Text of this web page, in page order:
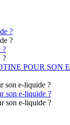
?
?
?
?
POUR SON
son e-liquide ?
son e-liquide ?
son e-liquide ?